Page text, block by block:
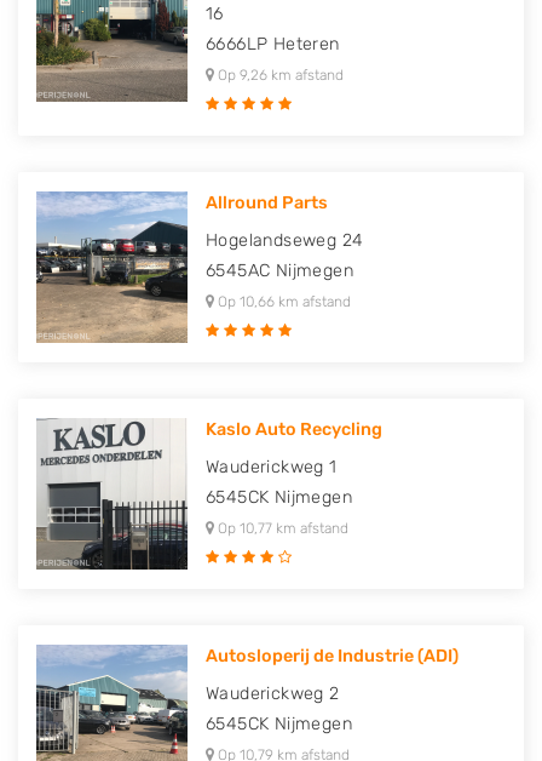
16
6666LP Heteren
Op 9,26 km afstand
Allround Parts
Hogelandseweg 24
6545AC Nijmegen
Op 10,66 km afstand
Kaslo Auto Recycling
Wauderickweg 1
6545CK Nijmegen
Op 10,77 km afstand
Autosloperij de Industrie (ADI)
Wauderickweg 2
6545CK Nijmegen
Op 10,79 km afstand